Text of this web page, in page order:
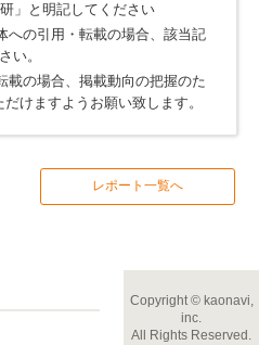
」と明記してください
への引用・転載の場合、該当記
い。
載の場合、掲載動向の把握のた
けますようお願い致します。
レポート一覧へ
Copyright©kaonavi,
inc.
All Rights Reserved.